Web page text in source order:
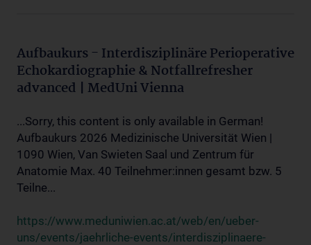
Aufbaukurs - Interdisziplinäre Perioperative
Echokardiographie & Notfallrefresher
advanced | MedUni Vienna
...Sorry, this content is only available in German!
Aufbaukurs 2026 Medizinische Universität Wien |
1090 Wien, Van Swieten Saal und Zentrum für
Anatomie Max. 40 Teilnehmer:innen gesamt bzw. 5
Teilne...
https://www.meduniwien.ac.at/web/en/ueber-
uns/events/jaehrliche-events/interdisziplinaere-